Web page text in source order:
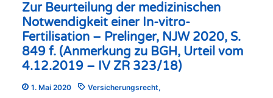
Zur Beurteilung der medizinischen
Notwendigkeit einer In-vitro-
Fertilisation – Prelinger, NJW 2020, S.
849 f. (Anmerkung zu BGH, Urteil vom
4.12.2019 – IV ZR 323/18)
1. Mai 2020 Versicherungsrecht,